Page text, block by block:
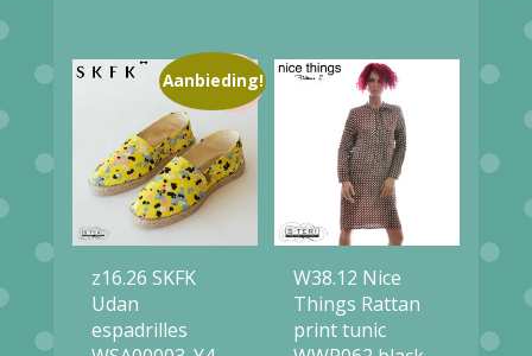
variaties.
Deze
optie
kan
gekozen
worden
productpagina
meerdere
gekozen
Aanbieding!
z16.26 SKFK
Udan
espadrilles
W38.12 Nice
Things Rattan
print tunic